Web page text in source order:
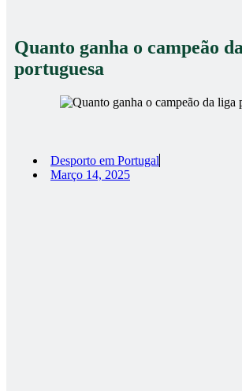
Quanto ganha o campeão
portuguesa
Desporto em Portugal
Março 14, 2025